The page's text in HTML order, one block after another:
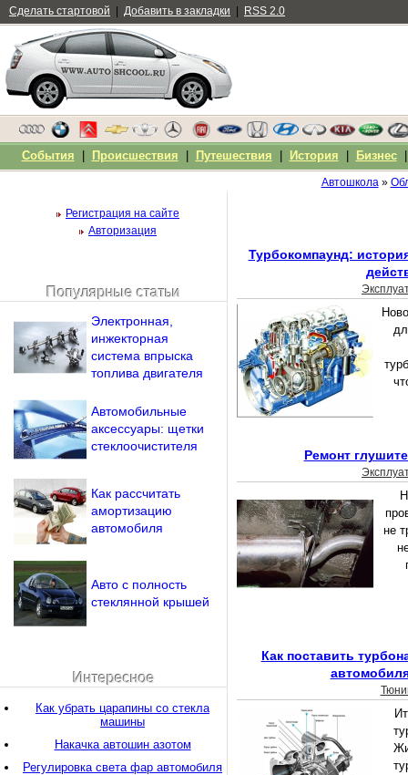
Автошкола»
Турбокомпаунд:
Ремонт
не
Как поставить
Регистрация на сайте
Авторизация
Напомнить пароль?
Популярные статьи
Электронная,
инжекторная
система впрыска
топлива двигателя
Автомобильные
аксессуары: щетки
стеклоочистителя
Как рассчитать
амортизацию
автомобиля
Авто с полность
стеклянной крышей
Интересное
Как убрать царапины со стекла
машины
Накачка автошин азотом
Регулировка света фар автомобиля
Сделать стартовой Добавить в закладки RSS 2.0
События Происшествия Путешествия История Бизнес